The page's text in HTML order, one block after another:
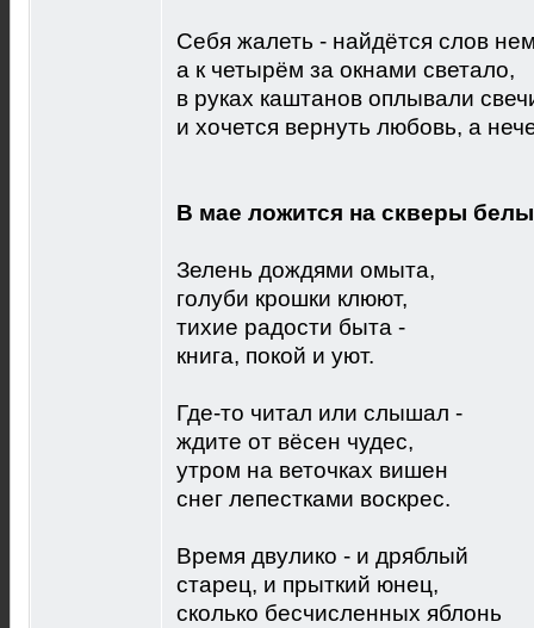
Себя жалеть - найдётся слов
а к четырём за окнами светало,
в руках каштанов оплывали
и хочется вернуть любовь, а
В мае ложится на скверы
Зелень дождями омыта,
голуби крошки клюют,
тихие радости быта -
книга, покой и уют.
Где-то читал или слышал -
ждите от вёсен чудес,
утром на веточках вишен
снег лепестками воскрес.
Время двулико - и дряблый
старец, и прыткий юнец,
сколько бесчисленных яблонь